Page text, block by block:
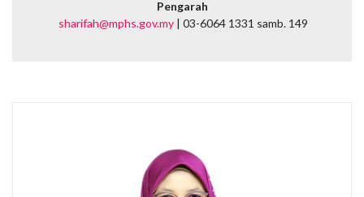
Pengarah
sharifah@mphs.gov.my | 03-6064 1331 samb. 149